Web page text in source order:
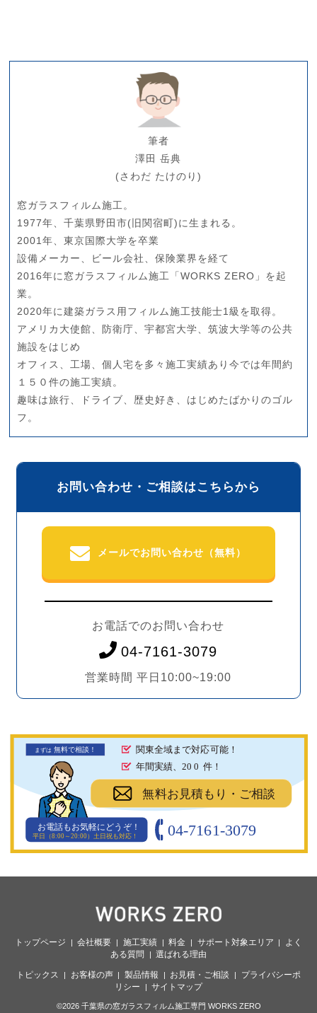
筆者
澤田 岳典
(さわだ たけのり)
窓ガラスフィルム施工。
1977年、千葉県野田市(旧関宿町)に生まれる。
2001年、東京国際大学を卒業
設備メーカー、ビール会社、保険業界を経て
2016年に窓ガラスフィルム施工「WORKS ZERO」を起
業。
2020年に建築ガラス用フィルム施工技能士1級を取得。
アメリカ大使館、防衛庁、宇都宮大学、筑波大学等の公共
施設をはじめ
オフィス、工場、個人宅を多々施工実績あり今では年間約
１５０件の施工実績。
趣味は旅行、ドライブ、歴史好き、はじめたばかりのゴル
フ。
お問い合わせ・ご相談はこちらから
メールでお問い合わせ（無料）
お電話でのお問い合わせ
04-7161-3079
営業時間 平日10:00~19:00
無料お見積もり・ご相談
まずは 無料で相談！
関東全域まで対応可能！
年間実績、20 0 件！
04-7161-3079
お電話もお気軽にどうぞ！
平日（8:00～20:00）土日祝も対応！
トップページ 会社概要 施工実績 料金 サポート対象エリア
よく
ある質問
選ばれる理由
トピックス お客様の声 製品情報 お見積・ご相談
プライバシーポ
リシー
サイトマップ
©2026 千葉県の窓ガラスフィルム施工専門 WORKS ZERO